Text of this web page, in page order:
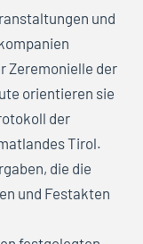
und
Zeremonielle der
orientieren sie
der
Tirol.
die die
und Festakten